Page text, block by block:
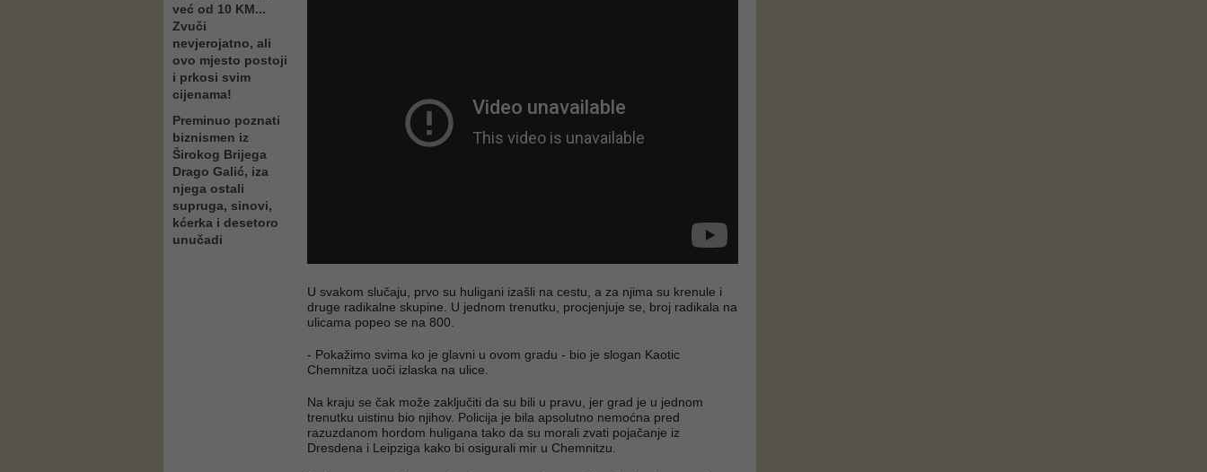
već od 10 KM...
Zvuči
nevjerojatno, ali
ovo mjesto postoji
i prkosi svim
cijenama!
Preminuo poznati
biznismen iz
Širokog Brijega
Drago Galić, iza
njega ostali
supruga, sinovi,
kćerka i desetoro
unučadi
U svakom slučaju, prvo su huligani izašli na cestu, a za njima su krenule i
druge radikalne skupine. U jednom trenutku, procjenjuje se, broj radikala na
ulicama popeo se na 800.
- Pokažimo svima ko je glavni u ovom gradu - bio je slogan Kaotic
Chemnitza uoči izlaska na ulice.
Na kraju se čak može zaključiti da su bili u pravu, jer grad je u jednom
trenutku uistinu bio njihov. Policija je bila apsolutno nemoćna pred
razuzdanom hordom huligana tako da su morali zvati pojačanje iz
Dresdena i Leipziga kako bi osigurali mir u Chemnitzu.